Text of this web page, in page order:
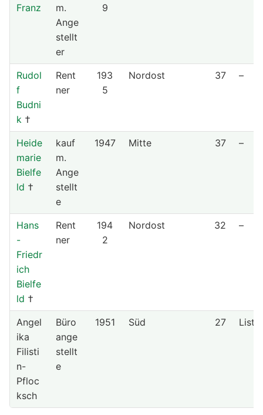
Franz
m.
Ange
stellt
er
9
Rudol
f
Budni
k †
Rent
ner
193
5
Nordost 37 –
Heide
marie
Bielfe
ld †
kauf
m.
Ange
stellt
e
1947 Mitte 37 –
Hans
-
Friedr
ich
Bielfe
ld †
Rent
ner
194
2
Nordost 32 –
Angel
ika
Filisti
n-
Pfloc
ksch
Büro
ange
stellt
e
1951 Süd 27 Liste